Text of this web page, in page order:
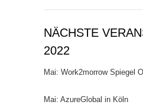
NÄCHSTE
2022
Mai: Work2morrow Spiegel
Mai: AzureGlobal in Köln